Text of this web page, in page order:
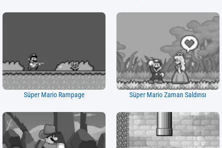
Süper Mario Rampage Süper Mario Zaman Saldırısı